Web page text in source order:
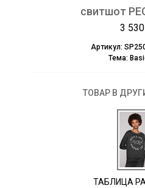
свитшот
3
Артикул:
Тема:
ТОВАР В
ТАБЛИЦА